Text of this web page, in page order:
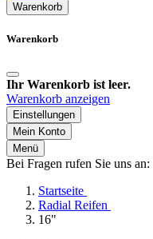
Warenkorb
Warenkorb
Ihr Warenkorb ist leer.
Warenkorb anzeigen
Einstellungen
Mein Konto
Menü
Bei Fragen rufen Sie uns
Startseite
Radial Reifen
16"